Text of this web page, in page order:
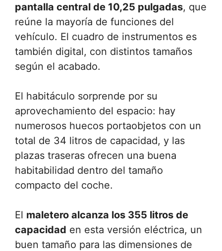
pantalla central de 10,25 pulgadas, que
reúne la mayoría de funciones del
vehículo. El cuadro de instrumentos es
también digital, con distintos tamaños
según el acabado.
El habitáculo sorprende por su
aprovechamiento del espacio: hay
numerosos huecos portaobjetos con un
total de 34 litros de capacidad, y las
plazas traseras ofrecen una buena
habitabilidad dentro del tamaño
compacto del coche.
El maletero alcanza los 355 litros de
capacidad en esta versión eléctrica, un
buen tamaño para las dimensiones de